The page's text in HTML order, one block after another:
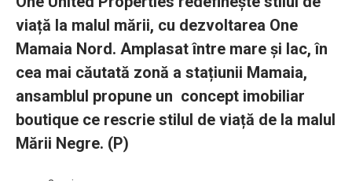
viață la malul mării, cu dezvoltarea One
Mamaia Nord. Amplasat între mare și lac, în
cea mai căutată zonă a stațiunii Mamaia,
ansamblul propune un concept imobiliar
boutique ce rescrie stilul de viață de la malul
Mării Negre. (P)